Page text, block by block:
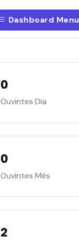
Dashboard Menu
0
Ouvintes Dia
0
Ouvintes Mês
2